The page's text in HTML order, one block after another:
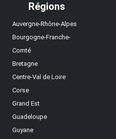
Régions
Auvergne-Rhône-Alpes
Bourgogne-Franche-
Comté
Bretagne
Centre-Val de Loire
Corse
Grand Est
Guadeloupe
Guyane